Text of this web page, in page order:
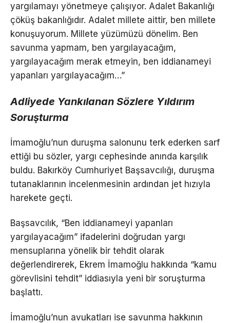
yargılamayı yönetmeye çalışıyor. Adalet Bakanlığı
çöküş bakanlığıdır. Adalet millete aittir, ben millete
konuşuyorum. Millete yüzümüzü dönelim. Ben
savunma yapmam, ben yargılayacağım,
yargılayacağım merak etmeyin, ben iddianameyi
yapanları yargılayacağım…”
Adliyede Yankılanan Sözlere Yıldırım
Soruşturma
İmamoğlu’nun duruşma salonunu terk ederken sarf
ettiği bu sözler, yargı cephesinde anında karşılık
buldu. Bakırköy Cumhuriyet Başsavcılığı, duruşma
tutanaklarının incelenmesinin ardından jet hızıyla
harekete geçti.
Başsavcılık, “Ben iddianameyi yapanları
yargılayacağım” ifadelerini doğrudan yargı
mensuplarına yönelik bir tehdit olarak
değerlendirerek, Ekrem İmamoğlu hakkında “kamu
görevlisini tehdit” iddiasıyla yeni bir soruşturma
başlattı.
İmamoğlu’nun avukatları ise savunma hakkının